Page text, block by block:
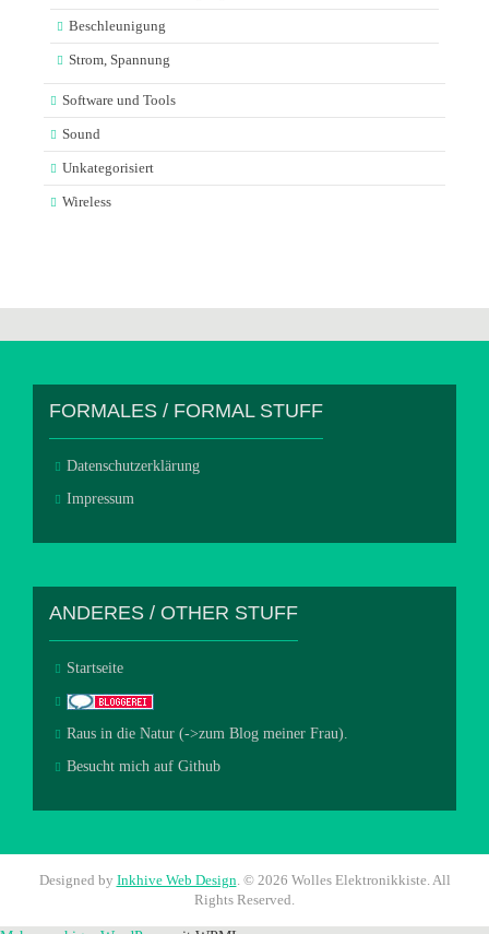
Beschleunigung
Strom, Spannung
Software und Tools
Sound
Unkategorisiert
Wireless
FORMALES / FORMAL STUFF
Datenschutzerklärung
Impressum
ANDERES / OTHER STUFF
Startseite
Raus in die Natur (->zum Blog meiner Frau).
Besucht mich auf Github
Designed by Inkhive Web Design © 2026 Wolles Elektronikkiste. All
Rights Reserved.